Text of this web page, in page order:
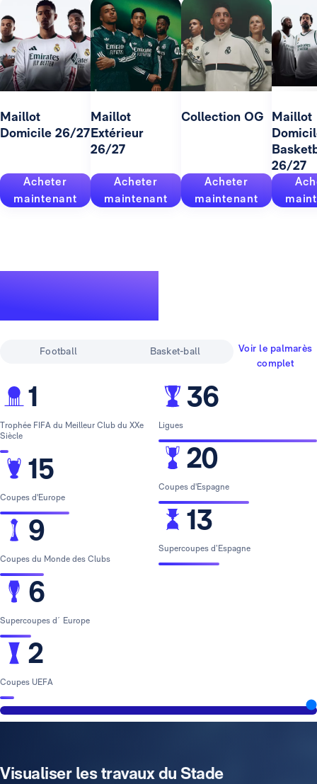
Maillot
Domicile 26/27
Acheter
maintenant
Maillot
Extérieur
26/27
Acheter
maintenant
Collection OG
Acheter
maintenant
Maillot
26/27
Football Basket-ball
Voir le palmarès
complet
1
Trophée FIFA du Meilleur Club du XXe
Siècle
15
Coupes d'Europe
9
Coupes du Monde des Clubs
6
Supercoupes d´ Europe
2
Coupes UEFA
36
Ligues
20
Coupes d'Espagne
13
Supercoupes d’Espagne
Visualiser les travaux du Stade